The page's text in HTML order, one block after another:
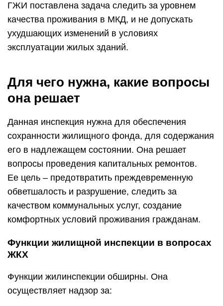
ГЖИ поставлена задача следить за уровнем
качества проживания в МКД, и не допускать
ухудшающих изменений в условиях
эксплуатации жилых зданий.
Для чего нужна, какие вопросы
она решает
Данная инспекция нужна для обеспечения
сохранности жилищного фонда, для содержания
его в надлежащем состоянии. Она решает
вопросы проведения капитальных ремонтов.
Ее цель – предотвратить преждевременную
обветшалость и разрушение, следить за
качеством коммунальных услуг, создание
комфортных условий проживания гражданам.
Функции жилищной инспекции в вопросах
ЖКХ
Функции жилинспекции обширны. Она
осуществляет надзор за: